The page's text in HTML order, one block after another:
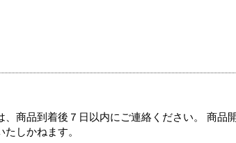
、商品到着後７日以内にご連絡ください。 商品
しかねます。